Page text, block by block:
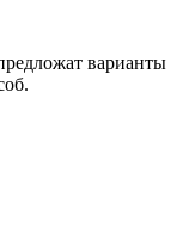
варианты